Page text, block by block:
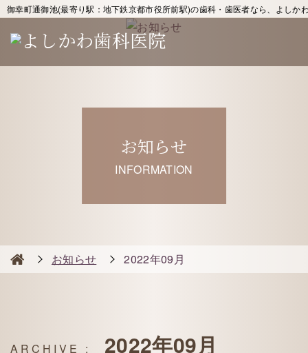
御幸町通御池(最寄り駅：地下鉄京都市役所前駅)の歯科・歯医者なら、よしか
お知らせ
INFORMATION
お知らせ 2022年09月
2022年09月